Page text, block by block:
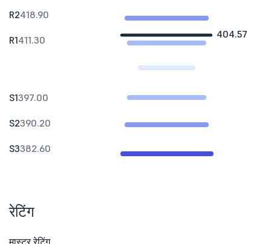
404.57
R2418.90
R1411.30
S1397.00
S2390.20
S3382.60
रेटिंग
मास्टर रेटिंग